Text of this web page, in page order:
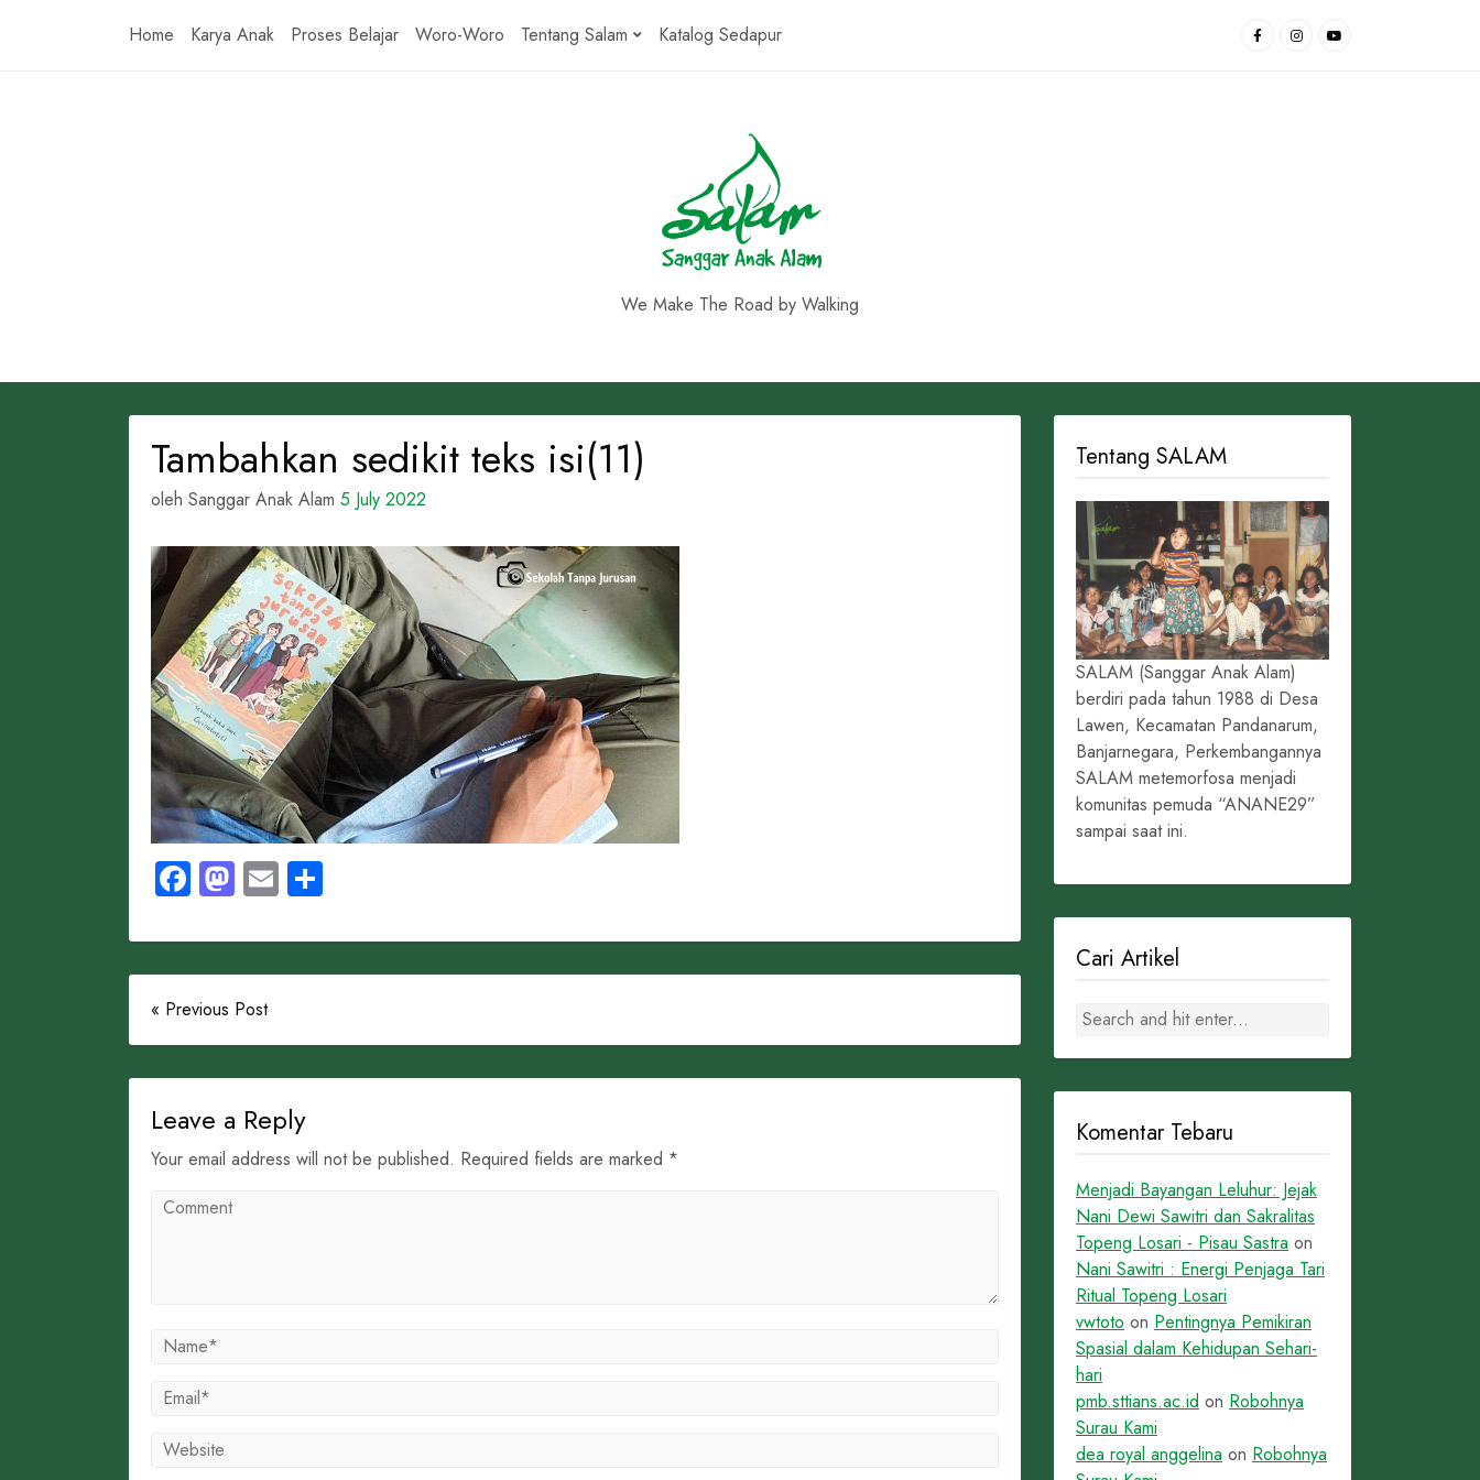
Home Karya Anak Proses Belajar Woro-Woro Tentang Salam Katalog Sedapur
We Make The Road by Walking
Tambahkan sedikit teks isi(11)
oleh Sanggar Anak Alam 5 July 2022
Facebook
Mastodon
Email
« Previous Post
Leave a Reply
Your email address will not be published. Required fields are marked *
Tentang SALAM
SALAM (Sanggar Anak Alam)
berdiri pada tahun 1988 di Desa
Lawen, Kecamatan Pandanarum,
Banjarnegara, Perkembangannya
SALAM metemorfosa menjadi
komunitas pemuda “ANANE29”
sampai saat ini.
Cari Artikel
Komentar Tebaru
Menjadi Bayangan Leluhur: Jejak
Nani Dewi Sawitri dan Sakralitas
Topeng Losari - Pisau Sastra on
Nani Sawitri : Energi Penjaga Tari
Ritual Topeng Losari
vwtoto on Pentingnya Pemikiran
Spasial dalam Kehidupan Sehari-
hari
pmb.sttians.ac.id on Robohnya
Surau Kami
dea royal anggelina on Robohnya